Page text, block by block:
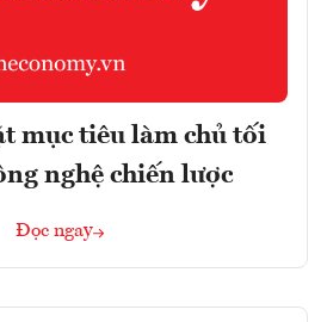
mục tiêu làm chủ tối
nghệ chiến lược
Đọc ngay